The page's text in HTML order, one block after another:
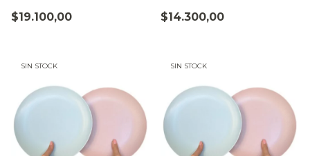
$19.100,00 $14.300,00
SIN STOCK SIN STOCK